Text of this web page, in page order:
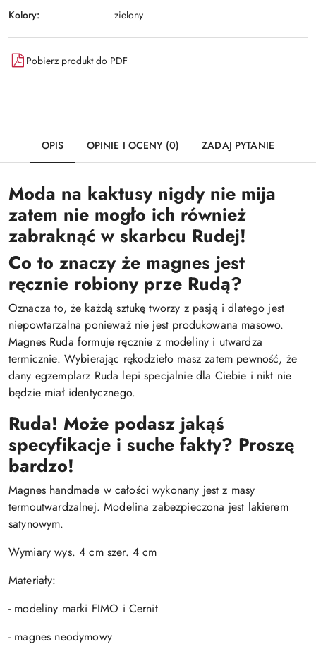
Kolory: zielony
Pobierz produkt do PDF
OPIS OPINIE I OCENY (0) ZADAJ PYTANIE
Moda na kaktusy nigdy nie mija
zatem nie mogło ich również
zabraknąć w skarbcu Rudej!
Co to znaczy że magnes jest
ręcznie robiony prze Rudą?
Oznacza to, że każdą sztukę tworzy z pasją i dlatego jest
niepowtarzalna ponieważ nie jest produkowana masowo.
Magnes Ruda formuje ręcznie z modeliny i utwardza
termicznie. Wybierając rękodzieło masz zatem pewność, że
dany egzemplarz Ruda lepi specjalnie dla Ciebie i nikt nie
będzie miał identycznego.
Ruda! Może podasz jakąś
specyfikacje i suche fakty? Proszę
bardzo!
Magnes handmade w całości wykonany jest z masy
termoutwardzalnej. Modelina zabezpieczona jest lakierem
satynowym.
Wymiary wys. 4 cm szer. 4 cm
Materiały:
- modeliny marki FIMO i Cernit
- magnes neodymowy